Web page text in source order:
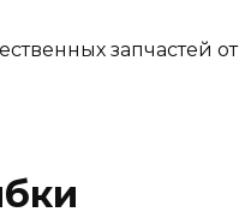
запчастей от